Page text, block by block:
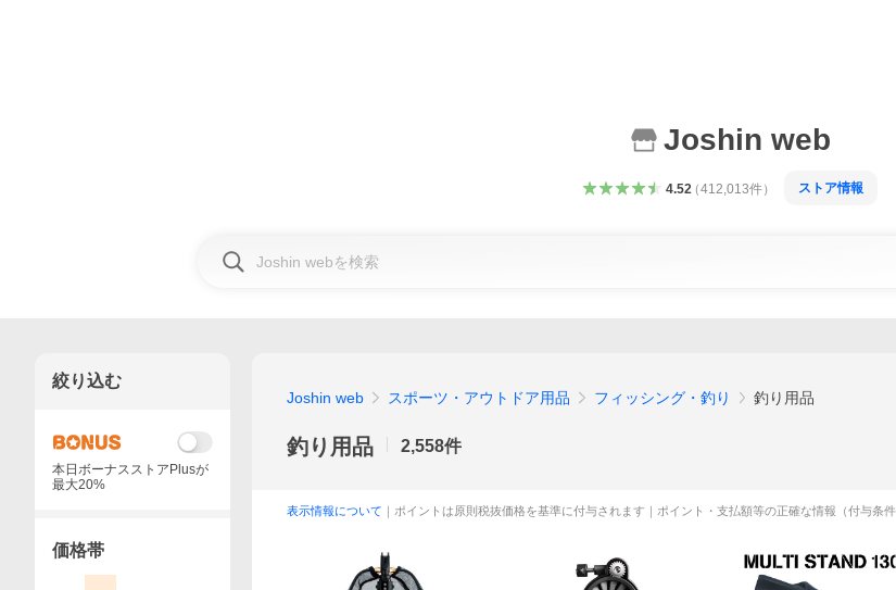
Joshin web
4.52（412,013件） ストア情報
Joshin web スポーツ・アウトドア用品 フィッシング・釣り 釣り用品
釣り用品 2,558件
表示情報について ｜ポイントは原則税抜価格を基準に付与されます｜ポイント・支払額等の正確な情報（付与条
絞り込む
本日ボーナスストアPlusが
最大20%
価格帯